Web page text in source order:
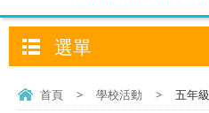
選單
首頁 > 學校活動 > 五年